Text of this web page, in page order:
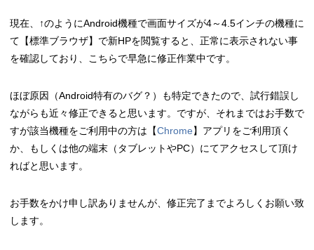
現在、↑のようにAndroid機種で画面サイズが4～4.5インチの機種に
て【標準ブラウザ】で新HPを閲覧すると、正常に表示されない事
を確認しており、こちらで早急に修正作業中です。
ほぼ原因（Android特有のバグ？）も特定できたので、試行錯誤し
ながらも近々修正できると思います。ですが、それまではお手数で
すが該当機種をご利用中の方は【Chrome】アプリをご利用頂く
か、もしくは他の端末（タブレットやPC）にてアクセスして頂け
ればと思います。
お手数をかけ申し訳ありませんが、修正完了までよろしくお願い致
します。